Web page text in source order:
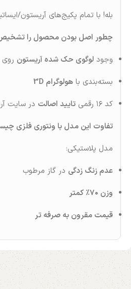
بله! با تمام پکیج‌های آریستون/
چطور اصل بودن محصول را
وجود لوگوی حک‌ شده آریستون روی
بسته‌بندی با هولوگرام 3D
کد ۱۶ رقمی
تایید اصالت در سایت
تفاوت این مدل با ونتوری فلزی
مدل پلاستیکی:
عدم زنگ‌ زدگی در گاز مرطوب
وزن ۷۰٪ کمتر
قیمت مقرون‌ به‌ صرفه‌ تر